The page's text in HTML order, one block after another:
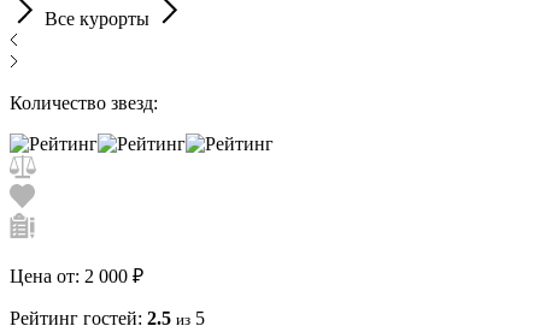
Все курорты
Количество звезд:
Цена от: 2 000 ₽
Рейтинг гостей: 2.5 из 5